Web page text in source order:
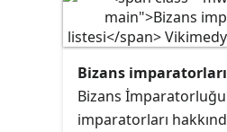
verilmemiş haklara
oluşan Antik Roma
Augustus, MÖ 2
cumhuriyeti
tek bir kişinin
sağlayacak anayasal
Bizans
Bizans
imparatorları